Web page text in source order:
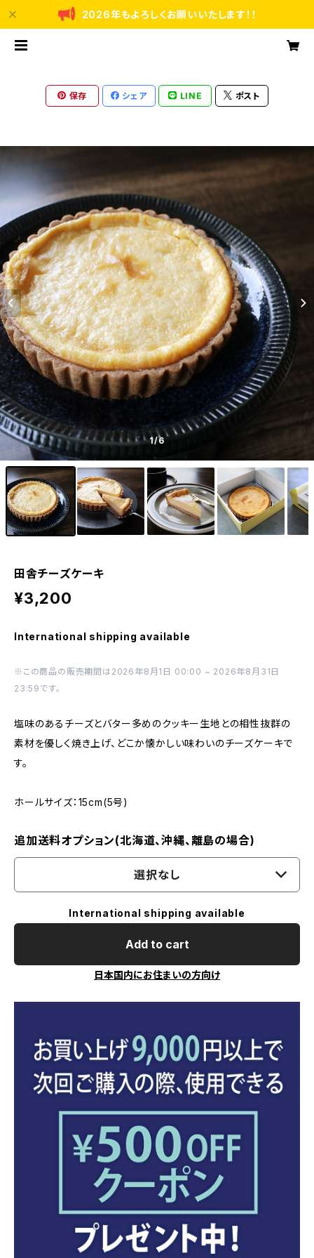
2026年もよろしくお願いいたします！！
保存 シェア LINE ポスト
1/6
田舎チーズケーキ
¥3,200
International shipping available
※この商品の販売期間は2026年8月1日 00:00 ~ 2026年8月31日
23:59です。
塩味のあるチーズとバター多めのクッキー生地との相性抜群の
素材を優しく焼き上げ、どこか懐かしい味わいのチーズケーキで
す。
ホールサイズ：15cm(5号)
追加送料オプション(北海道、沖縄、離島の場合)
選択なし
International shipping available
Add to cart
日本国内にお住まいの方向け